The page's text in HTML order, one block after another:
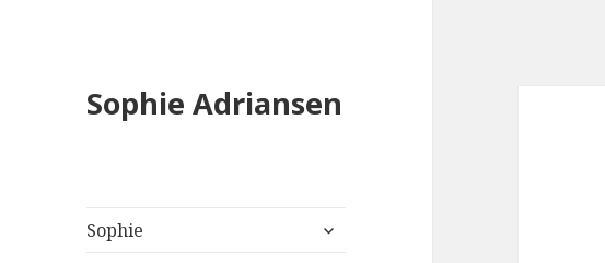
Sophie Adriansen
Sophie
ouvrir